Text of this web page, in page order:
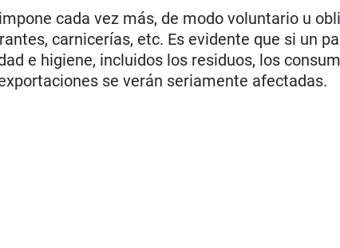
cada vez más, de modo voluntario u
carnicerías, etc. Es evidente que si un
e higiene, incluidos los residuos, los
se verán seriamente afectadas.